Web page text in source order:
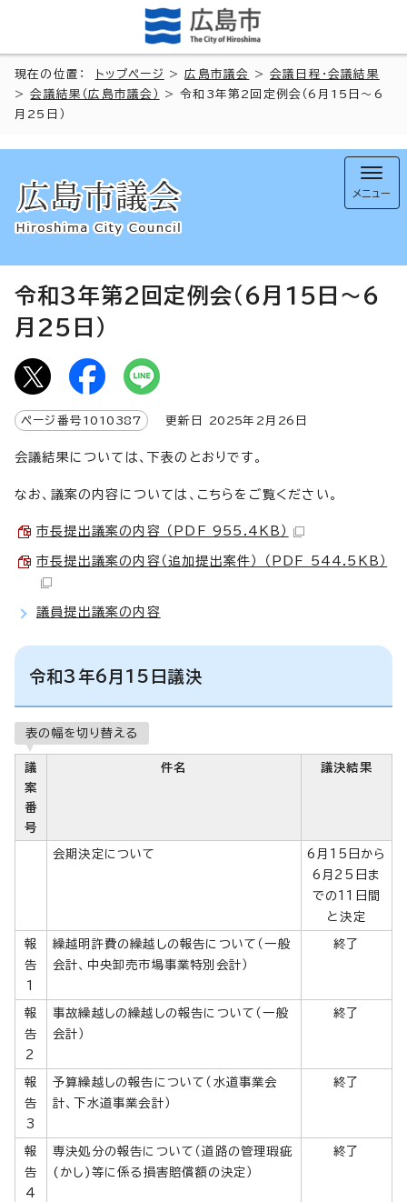
現在の位置： トップページ >広島市議会 >会議日程・会議結果
>会議結果（広島市議会）
> 令和3年第2回定例会（6月15日～6
月25日）
メニュー
令和3年第2回定例会（6月15日～6
月25日）
ページ番号 1010387 更新日 2025年2月 26 日
会議結果については、下表のとおりです。
なお、議案の内容については、こちらをご覧ください。
市長提出議案の内容 （PDF 955.4KB）
市長提出議案の内容（追加提出案件） （PDF 544.5KB）
議員提出議案の内容
令和3年6月15日議決
表の幅を切り替える
議
案
番
号
件名 議決結果
会期決定について
6月15日から
6月25日ま
での11日間
と決定
報
告
1
繰越明許費の繰越しの報告について（一般
会計、中央卸売市場事業特別会計）
終了
報
告
2
事故繰越しの繰越しの報告について（一般
会計）
終了
報
告
3
予算繰越しの報告について（水道事業会
計、下水道事業会計）
終了
報
告
4
専決処分の報告について（道路の管理瑕疵
(かし)等に係る損害賠償額の決定）
終了